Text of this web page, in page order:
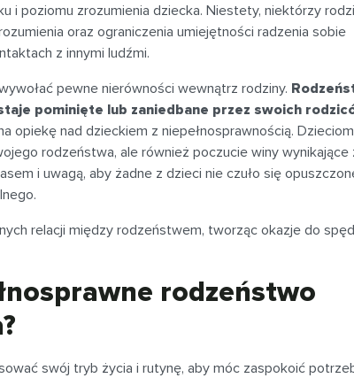
i poziomu zrozumienia dziecka. Niestety, niektórzy
oraz ograniczenia umiejętności radzenia sobie
z innymi ludźmi.
pewne nierówności wewnątrz rodziny.
pominięte lub zaniedbane przez swoich
opiekę nad dzieckiem z niepełnosprawnością.
rodzeństwa, ale również poczucie winy wynikające
i uwagą, aby żadne z dzieci nie czuło się
relacji między rodzeństwem, tworząc okazje do
rodzeństwo
swój tryb życia i rutynę, aby móc zaspokoić